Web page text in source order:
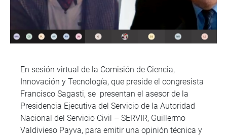
En sesión virtual de la Comisión de Ciencia,
Innovación y Tecnología, que preside el congresista
Francisco Sagasti, se presentan el asesor de la
Presidencia Ejecutiva del Servicio de la Autoridad
Nacional del Servicio Civil – SERVIR, Guillermo
Valdivieso Payva, para emitir una opinión técnica y